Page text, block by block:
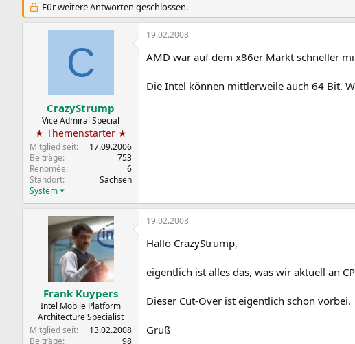
s
t
s
t
e
m
Für weitere Antworten geschlossen.
C
CrazyStrump
Vice Admiral Special
★ Themenstarter ★
Mitglied seit
17.09.2006
Beiträge
753
Renomée
6
Standort
Sachsen
System
19.02.2008
AMD war auf dem x86er Markt schneller
Die Intel können mittlerweile auch 64 Bit.
Frank Kuypers
Intel Mobile Platform
Architecture Specialist
Mitglied seit
13.02.2008
Beiträge
98
19.02.2008
Hallo CrazyStrump,
eigentlich ist alles das, was wir aktuell an
Dieser Cut-Over ist eigentlich schon vorbei.
Gruß